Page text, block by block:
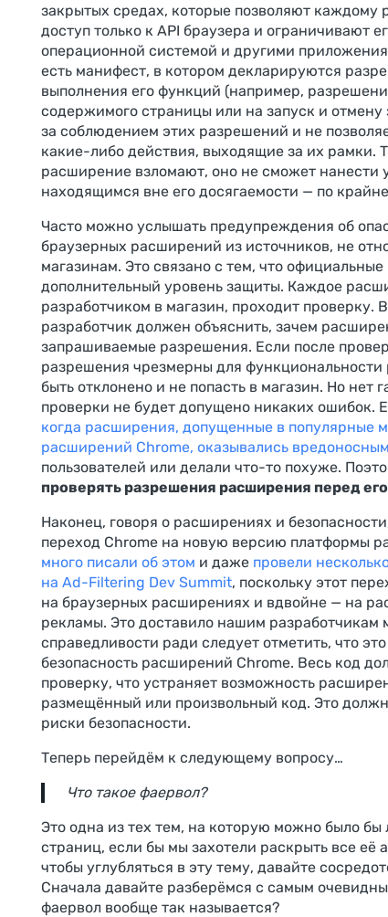
закрытых средах, которые позволяют каждому
доступ только к API браузера и ограничивают
операционной системой и другими
есть манифест, в котором декларируются
выполнения его функций (например,
содержимого страницы или на запуск и отмену
за соблюдением этих разрешений и не
какие-либо действия, выходящие за их рамки.
расширение взломают, оно не сможет нанести
находящимся вне его досягаемости — по
Часто можно услышать предупреждения об
браузерных расширений из источников, не
магазинам. Это связано с тем, что
дополнительный уровень защиты. Каждое
разработчиком в магазин, проходит проверку.
разработчик должен объяснить, зачем
запрашиваемые разрешения. Если после
разрешения чрезмерны для
быть отклонено и не попасть в магазин. Но нет
проверки не будет допущено никаких ошибок.
когда расширения, допущенные в популярные
расширений Chrome, оказывались
пользователей или делали что-то похуже.
проверять разрешения расширения перед
Наконец, говоря о расширениях и
переход Chrome на новую версию платформы
много писали об этом и даже провели
на Ad-Filtering Dev Summit, поскольку этот
на браузерных расширениях и вдвойне — на
рекламы. Это доставило нашим разработчикам
справедливости ради следует отметить, что
безопасность расширений Chrome. Весь код
проверку, что устраняет возможность
размещённый или произвольный код. Это
риски безопасности.
Теперь перейдём к следующему вопросу…
Что такое фаервол?
Это одна из тех тем, на которую можно было бы
страниц, если бы мы захотели раскрыть все её
чтобы углубляться в эту тему, давайте
Сначала давайте разберёмся с самым
фаервол вообще так называется?